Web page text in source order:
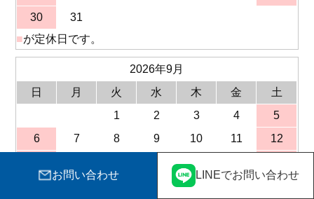
30
31
■が定休日です。
2026年9月
日
月 火 水 木 金
土
1
2 3 4
5
6
7 8 9 10 11
12
17
20
24 25 26
お問い合わせ LINEでお問い合わせ